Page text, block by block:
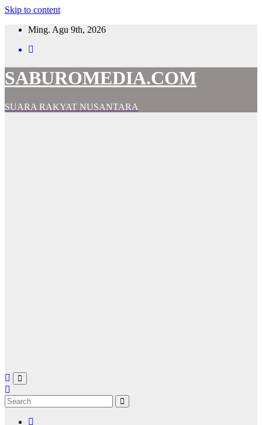
Skip to content
Ming. Agu 9th, 2026
SABUROMEDIA.COM
SUARA RAKYAT NUSANTARA